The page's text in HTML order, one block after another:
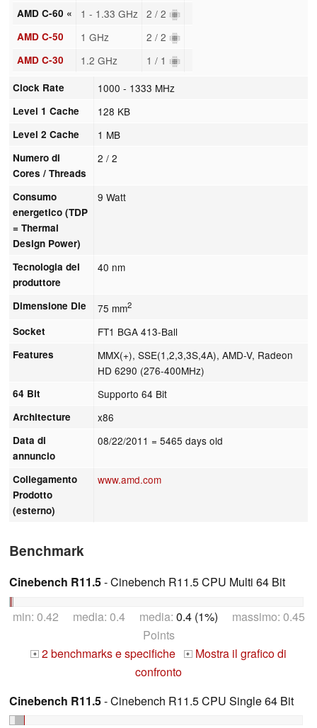
AMD C-60 « 1 - 1.33 GHz 2 / 2
AMD C-50 1 GHz 2 / 2
AMD C-30 1.2 GHz 1 / 1
Clock Rate 1000 - 1333 MHz
Level 1 Cache 128 KB
Level 2 Cache 1 MB
Numero di
Cores / Threads
2 / 2
Consumo
energetico (TDP
= Thermal
Design Power)
9 Watt
Tecnologia del
produttore
40 nm
Dimensione Die 75 mm2
Socket FT1 BGA 413-Ball
Features
MMX(+), SSE(1,2,3,3S,4A), AMD-V, Radeon
HD 6290 (276-400MHz)
64 Bit Supporto 64 Bit
Architecture x86
Data di
annuncio
08/22/2011 = 5465 days old
Collegamento
Prodotto
(esterno)
www.amd.com
Benchmark
Cinebench R11.5- Cinebench R11.5 CPU Multi 64 Bit
min: 0.42 media: 0.4 media: 0.4 (1%) massimo: 0.45
Points
+ 2 benchmarks e specifiche + Mostra il grafico di
confronto
Cinebench R11.5- Cinebench R11.5 CPU Single 64 Bit